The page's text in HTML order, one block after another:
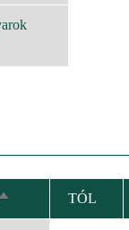
TÓL